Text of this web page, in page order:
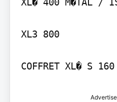
XL3 800
COFFRET XL� S 160